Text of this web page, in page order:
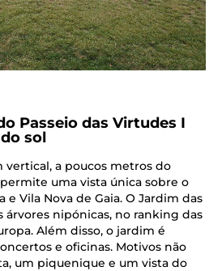
Passeio das Virtudes I
sol
vertical, a poucos metros do
uma vista única sobre o
e Vila Nova de Gaia. O Jardim das
árvores nipónicas, no ranking das
Além disso, o jardim é
e oficinas. Motivos não
um piquenique e um vista do